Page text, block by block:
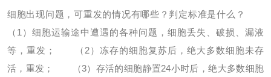
细胞出现问题，可重发的情况有哪些？判定标准是什么？
（1）细胞运输途中遭遇的各种问题，细胞丢失、破损、漏液
等，重发；
（2）冻存的细胞复苏后，绝大多数细胞未存
活，重发；
（3）存活的细胞静置24小时后，绝大多数细胞